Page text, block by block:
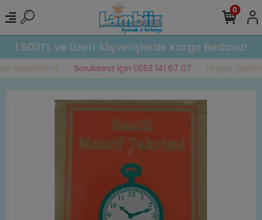
1.500TL ve Üzeri Alışverişlerde Kargo Bedava!
edebilirsiniz Sorularınız için 0553 141 67 07 14 gün
0